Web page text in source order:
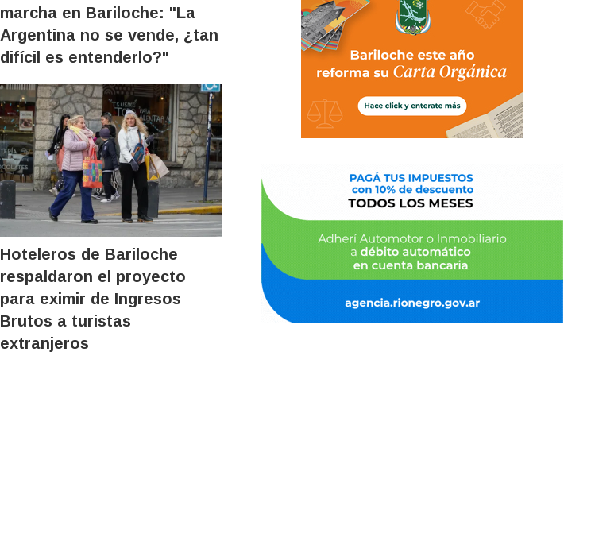
marcha en Bariloche: "La
Argentina no se vende, ¿tan
difícil es entenderlo?"
Hoteleros de Bariloche
respaldaron el proyecto
para eximir de Ingresos
Brutos a turistas
extranjeros